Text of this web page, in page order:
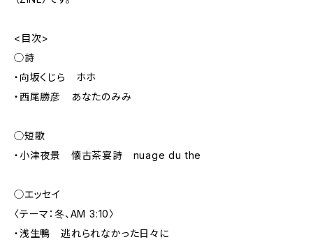
<目次>
◯詩
・向坂くじら ホホ
・西尾勝彦 あなたのみみ
◯短歌
・小津夜景 懐古茶宴詩 nuage du the
◯エッセイ
〈テーマ：冬、AM 3:10〉
・浅生鴨 逃れられなかった日々に